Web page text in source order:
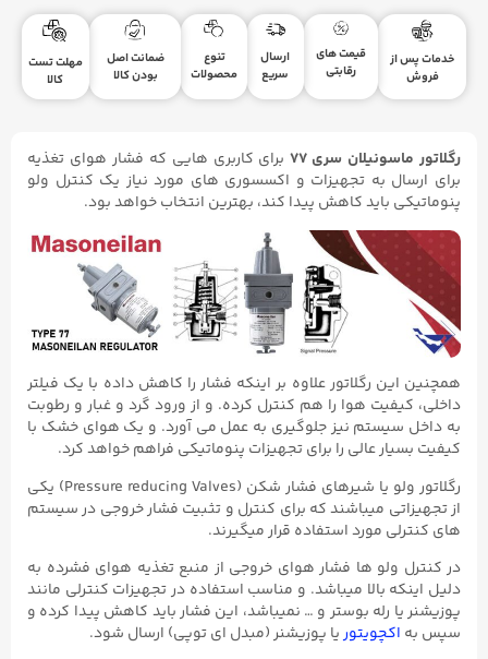
خدمات پس از
فروش
قیمت های
رقابتی
ارسال
سریع
تنوع
محصولات
ضمانت اصل
بودن کالا
مهلت تست
کالا
رگلاتور ماسونیلان سری ۷۷
برای کاربری هایی که فشار هوای تغذیه
برای ارسال به تجهیزات و اکسسوری های مورد نیاز یک کنترل ولو
پنوماتیکی باید کاهش پیدا کند، بهترین انتخاب خواهد بود.
همچنین این رگلاتور علاوه بر اینکه فشار را کاهش داده با یک فیلتر
داخلی، کیفیت هوا را هم کنترل کرده. و از ورود گرد و غبار و رطوبت
به داخل سیستم نیز جلوگیری به عمل می آورد. و یک هوای خشک با
کیفیت بسیار عالی را برای تجهیزات پنوماتیکی فراهم خواهد کرد.
رگلاتور ولو یا شیرهای فشار شکن (Pressure reducing Valves) یکی
از تجهیزاتی میباشند که برای کنترل و تثبیت فشار خروجی در سیستم
های کنترلی مورد استفاده قرار میگیرند.
در کنترل ولو ها فشار هوای خروجی از منبع تغذیه هوای فشرده به
دلیل اینکه بالا میباشد. و مناسب استفاده در تجهیزات کنترلی مانند
پوزیشنر یا رله بوستر و … نمیباشد، این فشار باید کاهش پیدا کرده و
سپس به اکچویتوریا پوزیشنر (مبدل ای توپی) ارسال شود.